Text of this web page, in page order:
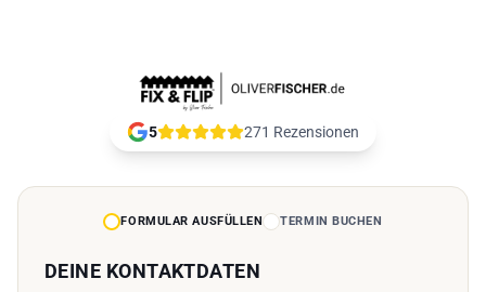
Kostenloses Info-Gespräch mit FIX&FLIP buchen
5 271 Rezensionen
FORMULAR AUSFÜLLEN TERMIN BUCHEN
DEINE KONTAKTDATEN